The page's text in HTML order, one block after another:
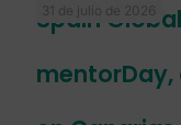
31 de julio de 2026
Spain